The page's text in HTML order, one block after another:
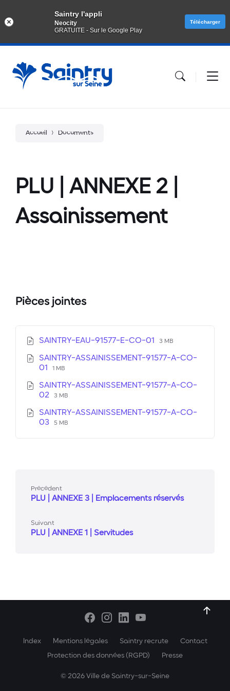
Aller
contenu
Passer
navigation
principale
Atteindre
Accueil Documents
PLU | ANNEXE 2 |
Assainissement
Pièces jointes
SAINTRY-EAU-91577-E-CO-01
Extension
fichier:
Taille
fichier
3 MB
SAINTRY-ASSAINISSEMENT-91577-A-CO-
01
Extension
fichier:
pdf
Taille
fichier
1 MB
SAINTRY-ASSAINISSEMENT-91577-A-CO-
02
Extension
fichier:
pdf
Taille
fichier
:
3 MB
SAINTRY-ASSAINISSEMENT-91577-A-CO-
03
Extension
Taille
5 MB
Précédent
PLU | ANNEXE 3 | Emplacements réservés
Suivant
PLU | ANNEXE 1 | Servitudes
Index Mentions légales Saintry recrute
Contact
Protection des données (RGPD)
Presse
© 2026 Ville de Saintry-sur-Seine
Saintry l'appli
Neocity
GRATUITE - Sur le Google Play
Télécharger